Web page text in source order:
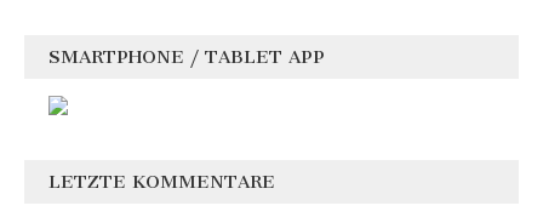
SMARTPHONE / TABLET APP
LETZTE KOMMENTARE